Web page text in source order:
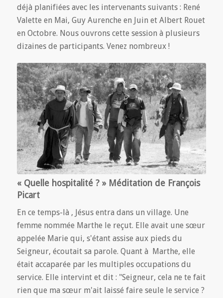
déjà planifiées avec les intervenants suivants : René
Valette en Mai, Guy Aurenche en Juin et Albert Rouet
en Octobre. Nous ouvrons cette session à plusieurs
dizaines de participants. Venez nombreux !
« Quelle hospitalité ? » Méditation de François
Picart
En ce temps-là , Jésus entra dans un village. Une
femme nommée Marthe le reçut. Elle avait une sœur
appelée Marie qui, s'étant assise aux pieds du
Seigneur, écoutait sa parole. Quant à Marthe, elle
était accaparée par les multiples occupations du
service. Elle intervint et dit : "Seigneur, cela ne te fait
rien que ma sœur m'ait laissé faire seule le service ?